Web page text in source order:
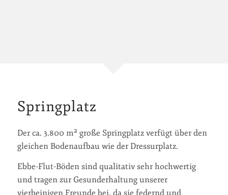
Springplatz
Der ca. 3.800 m² große Springplatz verfügt über den
gleichen Bodenaufbau wie der Dressurplatz.
Ebbe-Flut-Böden sind qualitativ sehr hochwertig
und tragen zur Gesunderhaltung unserer
vierbeinigen Freunde bei, da sie federnd und